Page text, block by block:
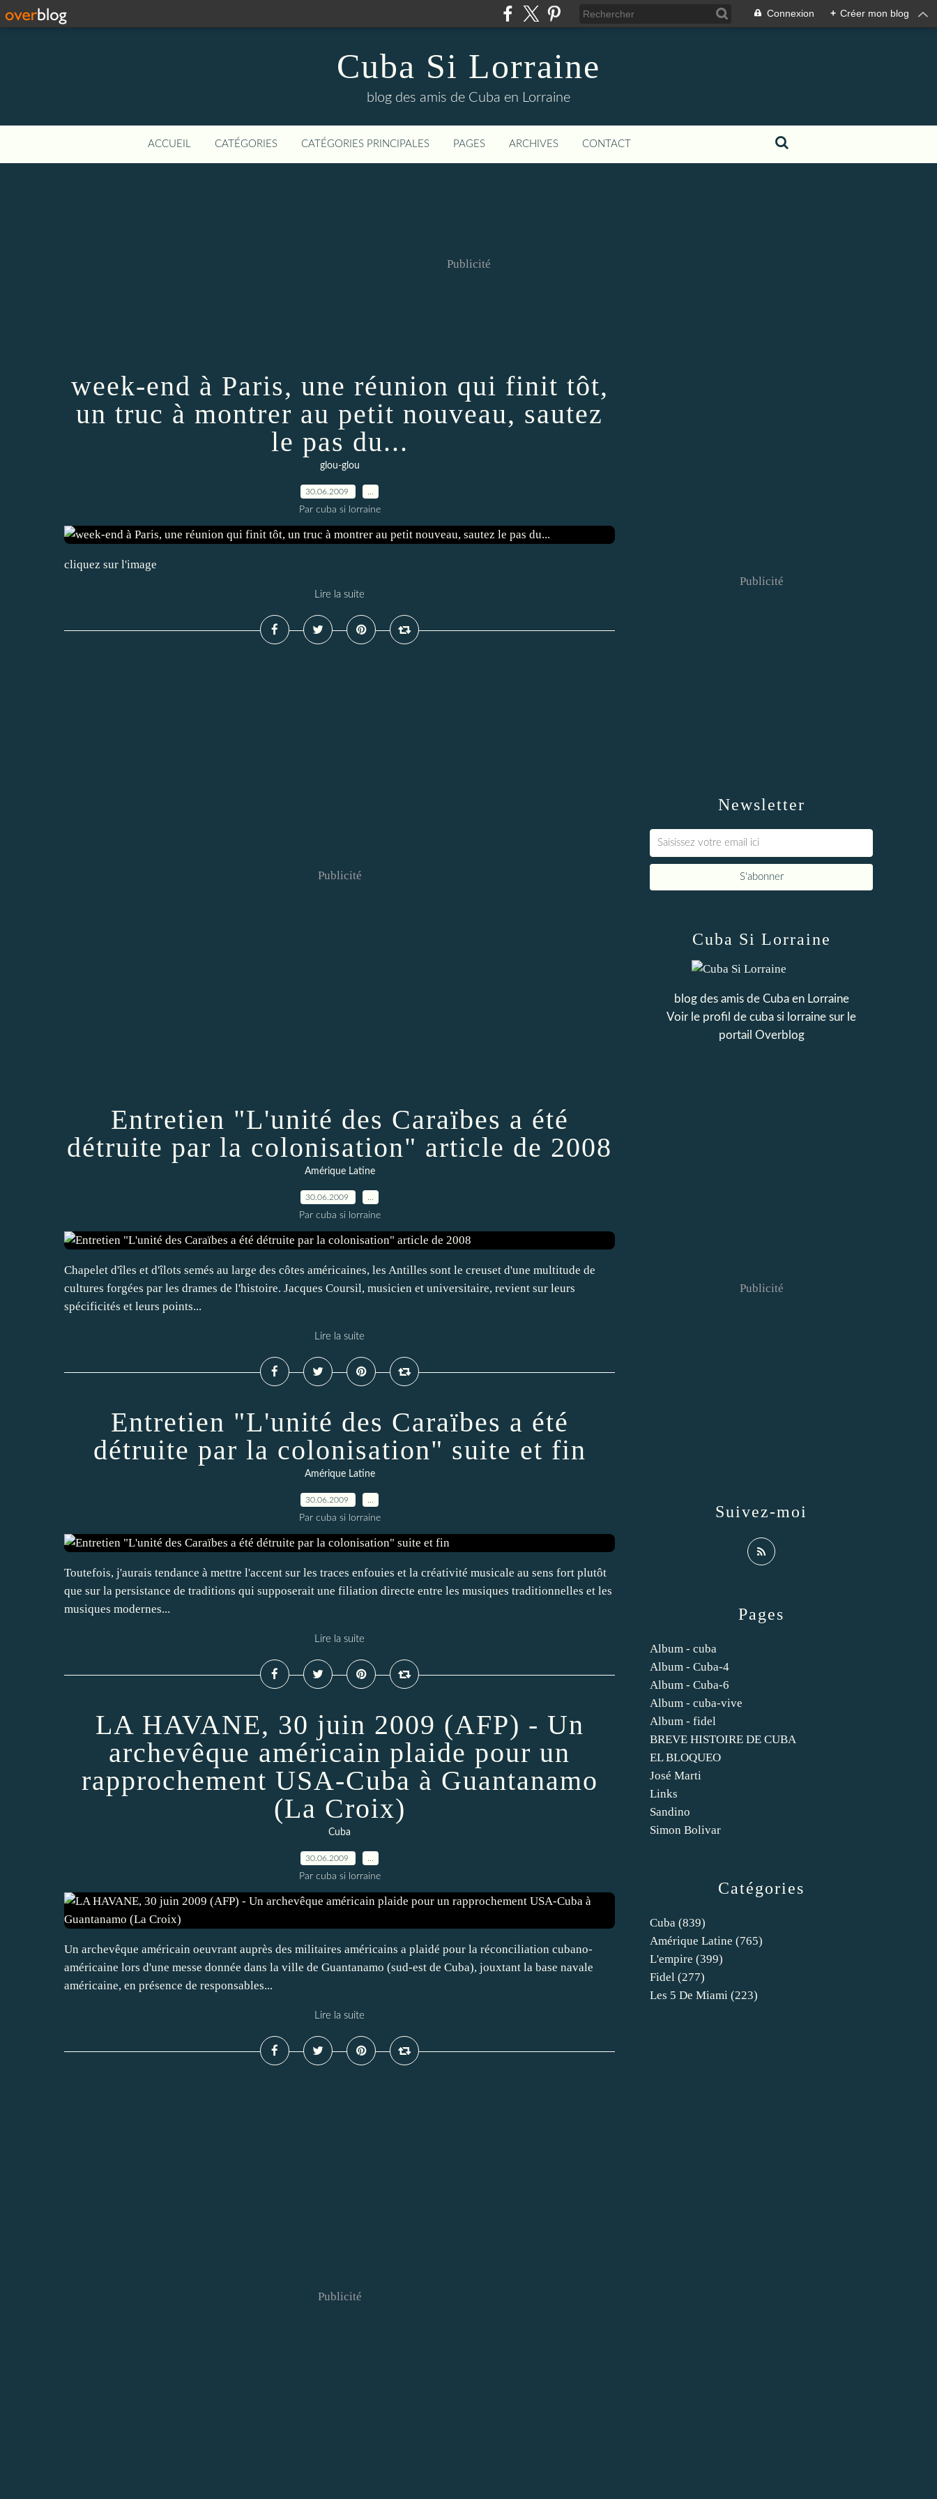
Connexion + Créer mon blog
Cuba Si Lorraine
blog des amis de Cuba en Lorraine
ACCUEIL CATÉGORIES CATÉGORIES PRINCIPALES PAGES ARCHIVES CONTACT
Publicité
week-end à Paris, une réunion qui finit tôt,
un truc à montrer au petit nouveau, sautez
le pas du...
glou-glou
30.06.2009
Par cuba si lorraine
cliquez sur l'image
Lire la suite
Publicité
Entretien "L'unité des Caraïbes a été
détruite par la colonisation" article de 2008
Amérique Latine
30.06.2009
Par cuba si lorraine
Chapelet d'îles et d'îlots semés au large des côtes américaines, les Antilles sont le creuset d'une multitude de
cultures forgées par les drames de l'histoire. Jacques Coursil, musicien et universitaire, revient sur leurs
spécificités et leurs points...
Lire la suite
Entretien "L'unité des Caraïbes a été
détruite par la colonisation" suite et fin
Amérique Latine
30.06.2009
Par cuba si lorraine
Toutefois, j'aurais tendance à mettre l'accent sur les traces enfouies et la créativité musicale au sens fort plutôt
que sur la persistance de traditions qui supposerait une filiation directe entre les musiques traditionnelles et les
musiques modernes...
Lire la suite
LA HAVANE, 30 juin 2009 (AFP) - Un
archevêque américain plaide pour un
rapprochement USA-Cuba à Guantanamo
(La Croix)
Cuba
30.06.2009
Par cuba si lorraine
Un archevêque américain oeuvrant auprès des militaires américains a plaidé pour la réconciliation cubano-
américaine lors d'une messe donnée dans la ville de Guantanamo (sud-est de Cuba), jouxtant la base navale
américaine, en présence de responsables...
Lire la suite
Publicité
Newsletter
Publicité
Catégories
Cuba (839)
Amérique Latine (765)
L'empire (399)
Fidel (277)
Les 5 De Miami (223)
Pages
Album - cuba
Album - Cuba-4
Album - Cuba-6
Album - cuba-vive
Album - fidel
BREVE HISTOIRE DE CUBA
EL BLOQUEO
José Marti
Links
Sandino
Simon Bolivar
Cuba Si Lorraine
blog des amis de Cuba en Lorraine
Voir le profil de cuba si lorraine sur le
portail Overblog
Suivez-moi
Publicité